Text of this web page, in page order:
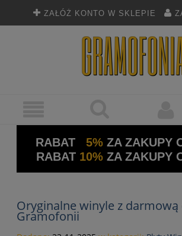
ZAŁÓŻ KONTO W SKLEPIE
RABAT 5% ZA ZAKUPY
RABAT 10%ZA ZAKUPY
Oryginalne winyle z
Gramofonii